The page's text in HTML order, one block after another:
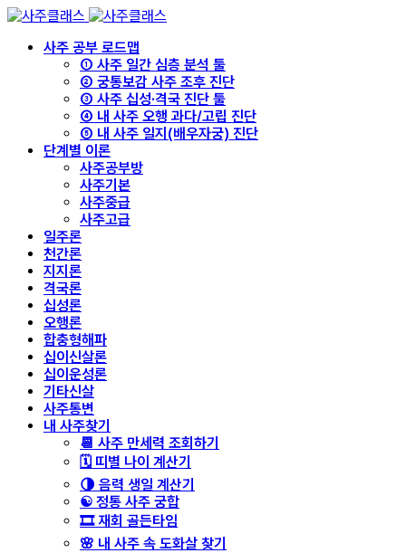
사주 공부 로드맵
① 사주 일간 심층 분석 툴
② 궁통보감 사주 조후 진단
③ 사주 십성·격국 진단 툴
④ 내 사주 오행 과다/고립 진단
⑤ 내 사주 일지(배우자궁) 진단
단계별 이론
사주공부방
사주기본
사주중급
사주고급
일주론
천간론
지지론
격국론
십성론
오행론
합충형해파
십이신살론
십이운성론
기타신살
사주통변
내 사주찾기
📆 사주 만세력 조회하기
🗓️ 띠별 나이 계산기
🌗 음력 생일 계산기
☯️ 정통 사주 궁합
🎞️ 재회 골든타임
🌸 내 사주 속 도화살 찾기